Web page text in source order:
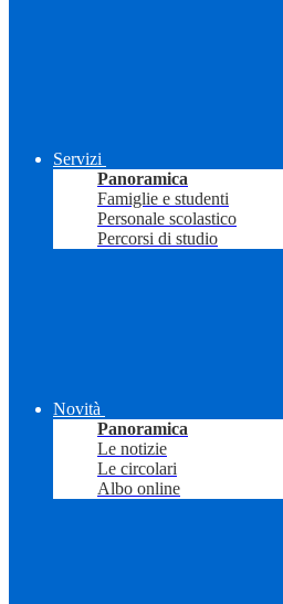
Servizi
Panoramica
Famiglie e studenti
Personale scolastico
Percorsi di studio
Novità
Panoramica
Le notizie
Le circolari
Albo online